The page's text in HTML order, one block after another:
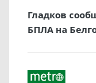
Гладков
БПЛА на